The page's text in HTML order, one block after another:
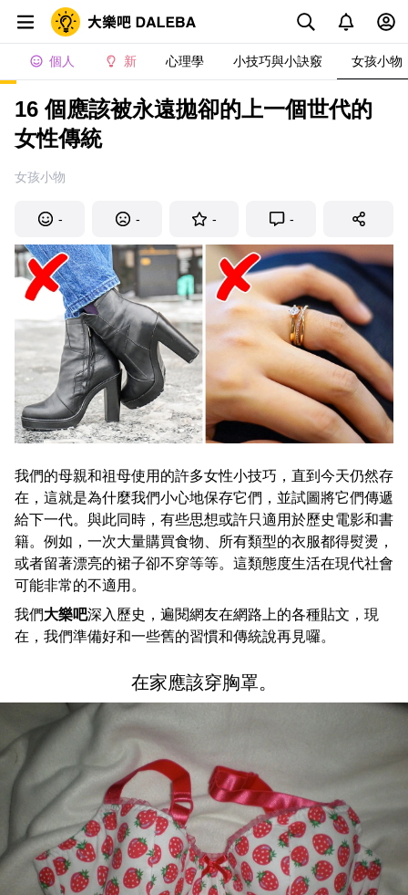
個人 新 心理學 小技巧與小訣竅 女孩小物
16 個應該被永遠拋卻的上一個世代的
女性傳統
女孩小物
- - - -
我們的母親和祖母使用的許多女性小技巧，直到今天仍然存
在，這就是為什麼我們小心地保存它們，並試圖將它們傳遞
給下一代。與此同時，有些思想或許只適用於歷史電影和書
籍。例如，一次大量購買食物、所有類型的衣服都得熨燙，
或者留著漂亮的裙子卻不穿等等。這類態度生活在現代社會
可能非常的不適用。
我們大樂吧深入歷史，遍閱網友在網路上的各種貼文，現
在，我們準備好和一些舊的習慣和傳統說再見囉。
在家應該穿胸罩。